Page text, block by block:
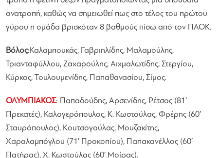
ανατροπή, καθώς να σημειωθεί πως στο τέλος του πρώτου
γύρου η ομάδα βρισκόταν 8 βαθμούς πίσω από τον ΠΑΟΚ.
Βόλος:Καλαμπουκάς, Γαβριηλίδης, Μαλαμούλης,
Τριανταφύλλου, Ζαχαρούλης, Αιχμαλωτίδης, Στεργίου,
Κύρκος, Τουλουμενίδης, Παπαθανασίου, Σίμος.
ΟΛΥΜΠΙΑΚΟΣ: Παπαδούδης, Αρσενίδης, Ρέτσος (81′
Πρεκατές), Καλογερόπουλος, Κ. Κωστούλας, Φρέρης (60′
Σταυρόπουλος), Κουτσογούλας, Μουζακίτης,
Χαραλαμπόγλου (71′ Προκοπίου), Παπακανέλλος (60′
Πατήρας), Χ. Κωστούλας (60′ Μοίρας).